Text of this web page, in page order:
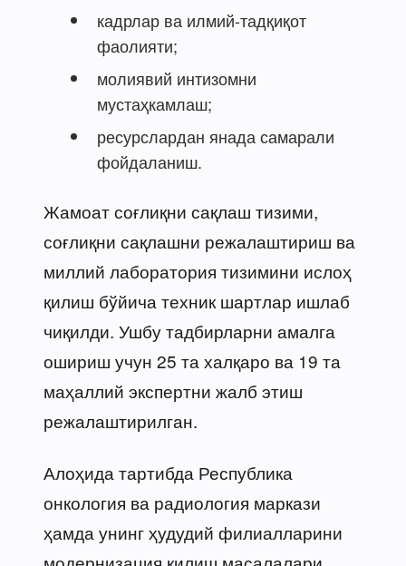
кадрлар ва илмий-тадқиқот
фаолияти;
молиявий интизомни
мустаҳкамлаш;
ресурслардан янада самарали
фойдаланиш.
Жамоат соғлиқни сақлаш тизими,
соғлиқни сақлашни режалаштириш ва
миллий лаборатория тизимини ислоҳ
қилиш бўйича техник шартлар ишлаб
чиқилди. Ушбу тадбирларни амалга
ошириш учун 25 та халқаро ва 19 та
маҳаллий экспертни жалб этиш
режалаштирилган.
Алоҳида тартибда Республика
онкология ва радиология маркази
ҳамда унинг ҳудудий филиалларини